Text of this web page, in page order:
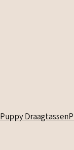
Puppy Draagtassen